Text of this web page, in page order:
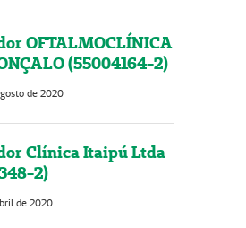
OFTALMOCLÍNICA
(55004164-2)
de 2020
Clínica Itaipú Ltda
2)
de 2020